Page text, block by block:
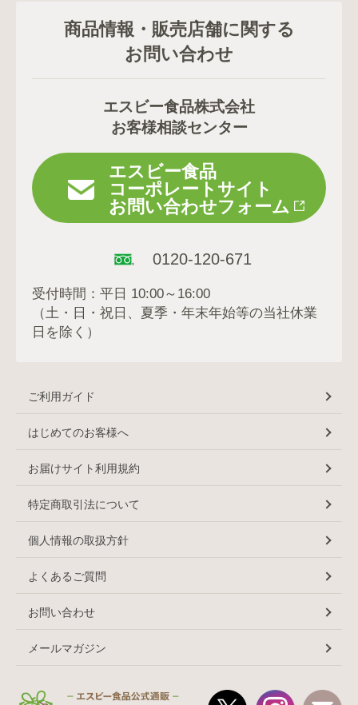
商品情報・販売店舗に関する
お問い合わせ
エスビー食品株式会社
お客様相談センター
エスビー食品
コーポレートサイト
お問い合わせフォーム
0120-120-671
受付時間：平日 10:00～16:00
（土・日・祝日、夏季・年末年始等の当社休業
日を除く）
ご利用ガイド
はじめてのお客様へ
お届けサイト利用規約
特定商取引法について
個人情報の取扱方針
よくあるご質問
お問い合わせ
メールマガジン